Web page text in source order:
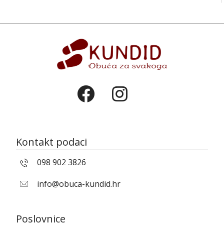
Kontakt podaci
098 902 3826
info@obuca-kundid.hr
Poslovnice